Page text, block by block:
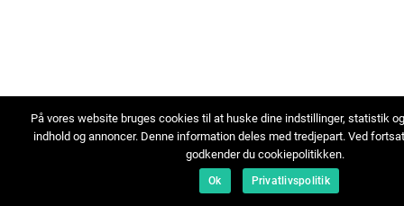
På vores website bruges cookies til at huske dine indstillinger, statistik
indhold og annoncer. Denne information deles med tredjepart. Ved
godkender du cookiepolitikken.
Ok Privatlivspolitik